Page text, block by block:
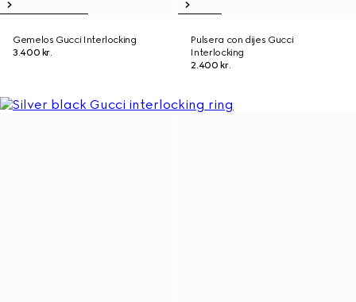
Gemelos Gucci Interlocking
3.400 kr.
Pulsera con dijes Gucci
Interlocking
2.400 kr.